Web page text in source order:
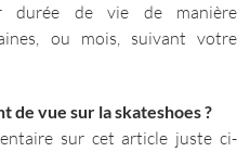
durée de vie de manière
ou mois, suivant votre
de vue sur la skateshoes ?
sur cet article juste ci-